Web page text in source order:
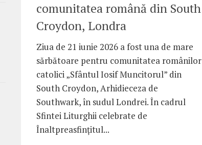
comunitatea română din South
Croydon, Londra
Ziua de 21 iunie 2026 a fost una de mare
sărbătoare pentru comunitatea românilor
catolici „Sfântul Iosif Muncitorul” din
South Croydon, Arhidieceza de
Southwark, în sudul Londrei. În cadrul
Sfintei Liturghii celebrate de
Înaltpreasfințitul...